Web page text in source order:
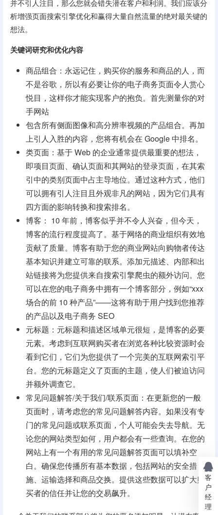
并不引人注目，那么您就会错失潜在客户和利润。我们应该分
析增强页面搜索引擎优化和赢得大量自然流量的绝对最关键的
想法。
关键词研究和优化内容
商品组合：永远记住，购买你的服务和商品的人，而
不是谷歌，所以有必要让你的电子商务页面令人赏心
悦目，这样你才能实现客户的抱负。首先测量你的对
手网站
包含所有侧面图像和高分辨率视频的产品组合。再加
上引人入胜的内容，您将有机会在 Google 中排名。
类页面：基于 Web 的企业通常提供最重要的想法，
即项目页面、确认页面和其网站的登录页面，在其索
引中的类别页面中占主导地位。通过这种方式，他们
可以拥有引人注目且外观非凡的网站，因为它们具有
四方面的影响转换和搜索排名。
博客： 10 年前，博客似乎并不令人兴奋，但今天，
博客的流行程度提高了。基于网络的商业组织有效地
贡献了质量。博客有助于您的商业网站向购物者传达
基本知识并建立可靠的联系。添加元描述、内部和出
站链接将为您提供来自搜索引擎爬虫的额外访问。您
可以在您的电子商务中拥有一个博客部分，例如“xxx
场合的前 10 种产品”——这将有助于用户找到您推荐
的产品以及电子商务 SEO
元标题：元标题和描述区域单元很短，是博客的必要
元素。考虑到互联网购买者在浏览各种比较资源时会
看到它们，它们为您提供了一个完美的互联网索引平
台。您的元标题定义了页面的主题，使人们被迫访问
并额外调查它。
常见问题解答/关于我们/联系页面：在更新您的一般
页面时，请考虑您的常见问题解答内容。如果没有专
门的常见问题或联系页面，个人可能会失去导航。无
论您的网站类型如何，用户都会有一些查询。在您的
网站上有一个有用的常见问题解答页面可以填补空
白。确保您传播所有基本数据，包括网站的安全措
施、运输选择和商品交换。提供这些数据可以扩大购
买者的信任并让您的交易飙升。
客
户
经
理